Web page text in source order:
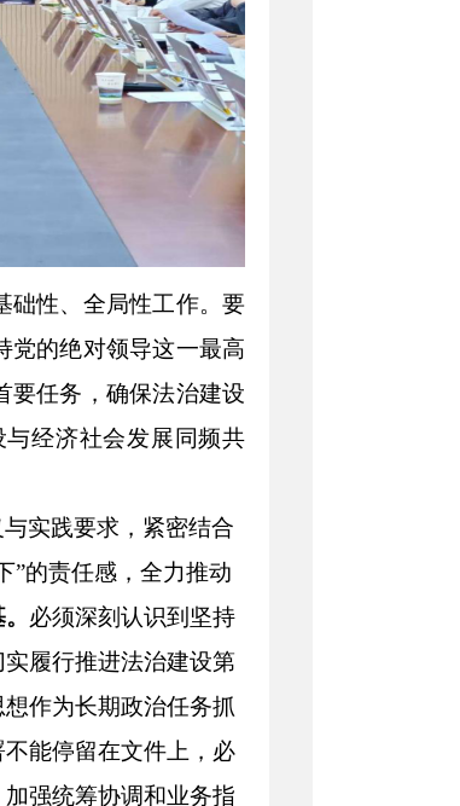
础性、全局性工作。要
党的绝对领导这一最高
要任务，确保法治建设
经济社会发展同频共
实践要求，紧密结合
”的责任感，全力推动
必须深刻认识到坚持
履行推进法治建设第
作为长期政治任务抓
能停留在文件上，必
强统筹协调和业务指